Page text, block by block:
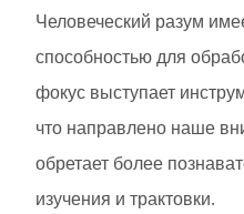
Человеческий разум
способностью для
фокус выступает
что направлено наше
обретает более
изучения и трактовки.